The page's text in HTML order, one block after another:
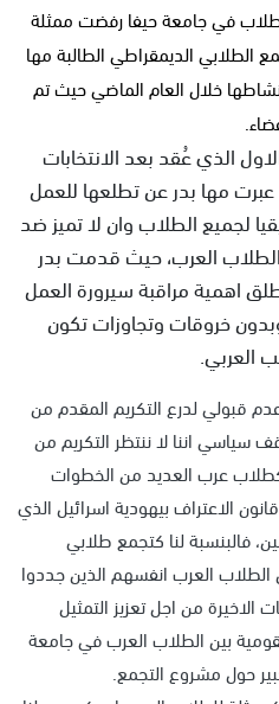
في جامعة حيفا رفضت ممثلة
الطلابي الديمقراطي الطالبة مها
خلال العام الماضي حيث تم
الذي عُقد بعد الانتخابات
عبرت مها بدر عن تطلعها للعمل
لجميع الطلاب وان لا تميز ضد
العرب، حيث قدمت بدر
اهمية مراقبة سيرورة العمل
خروقات وتجاوزات تكون
العربي.
قبولي لدرع التكريم المقدم من
سياسي اننا لا ننتظر التكريم من
عرب العديد من الخطوات
الاعتراف بيهودية اسرائيل الذي
فالبنسبة لنا كتجمع طلابي
العرب انفسهم الذين جددوا
الاخيرة من اجل تعزيز التمثيل
بين الطلاب العرب في جامعة
حول مشروع التجمع.